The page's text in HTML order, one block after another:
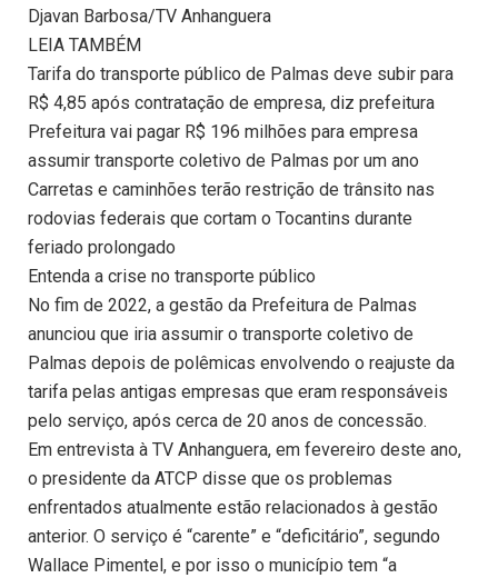
Djavan Barbosa/TV Anhanguera
LEIA TAMBÉM
Tarifa do transporte público de Palmas deve subir para
R$ 4,85 após contratação de empresa, diz prefeitura
Prefeitura vai pagar R$ 196 milhões para empresa
assumir transporte coletivo de Palmas por um ano
Carretas e caminhões terão restrição de trânsito nas
rodovias federais que cortam o Tocantins durante
feriado prolongado
Entenda a crise no transporte público
No fim de 2022, a gestão da Prefeitura de Palmas
anunciou que iria assumir o transporte coletivo de
Palmas depois de polêmicas envolvendo o reajuste da
tarifa pelas antigas empresas que eram responsáveis
pelo serviço, após cerca de 20 anos de concessão.
Em entrevista à TV Anhanguera, em fevereiro deste ano,
o presidente da ATCP disse que os problemas
enfrentados atualmente estão relacionados à gestão
anterior. O serviço é “carente” e “deficitário”, segundo
Wallace Pimentel, e por isso o município tem “a